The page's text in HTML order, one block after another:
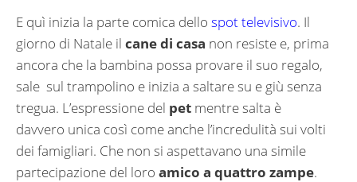
E quì inizia la parte comica dello spot televisivo. Il
giorno di Natale il cane di casa non resiste e, prima
ancora che la bambina possa provare il suo regalo,
sale sul trampolino e inizia a saltare su e giù senza
tregua. L’espressione del pet mentre salta è
davvero unica così come anche l’incredulità sui volti
dei famigliari. Che non si aspettavano una simile
partecipazione del loro amico a quattro zampe.